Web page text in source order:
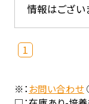
情報はござい
1
※：お問い合わせ